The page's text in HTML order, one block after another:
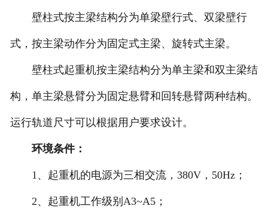
壁柱式按主梁结构分为单梁壁行式、双梁壁行
式，按主梁动作分为固定式主梁、旋转式主梁。
壁柱式起重机按主梁结构分为单主梁和双主梁结
构，单主梁悬臂分为固定悬臂和回转悬臂两种结构。
运行轨道尺寸可以根据用户要求设计。
环境条件：
1、起重机的电源为三相交流，380V，50Hz；
2、起重机工作级别A3~A5；